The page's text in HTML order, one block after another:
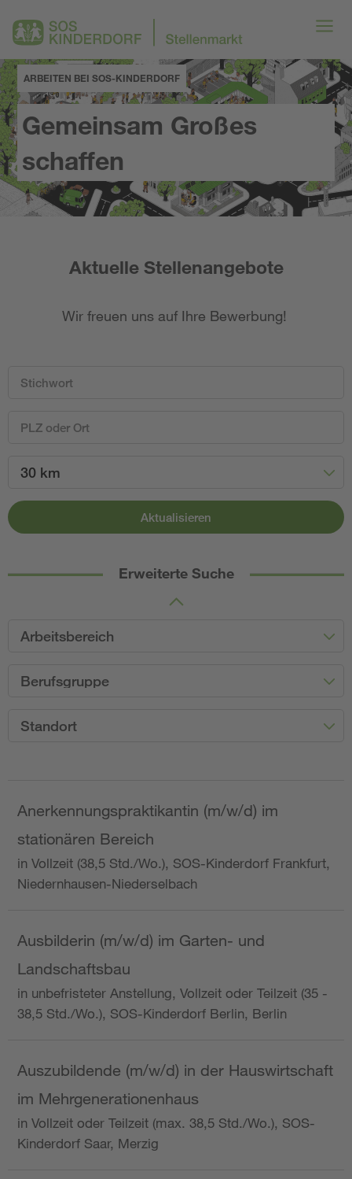
ARBEITEN BEI SOS-KINDERDORF
Gemeinsam Großes
schaffen
Aktuelle Stellenangebote
Wir freuen uns auf Ihre Bewerbung!
30 km
Aktualisieren
Erweiterte Suche
Arbeitsbereich
Berufsgruppe
Standort
Anerkennungspraktikantin (m/w/d) im
stationären Bereich
in Vollzeit (38,5 Std./Wo.), SOS-Kinderdorf Frankfurt,
Niedernhausen-Niederselbach
Ausbilderin (m/w/d) im Garten- und
Landschaftsbau
in unbefristeter Anstellung, Vollzeit oder Teilzeit (35 -
38,5 Std./Wo.), SOS-Kinderdorf Berlin, Berlin
Auszubildende (m/w/d) in der Hauswirtschaft
im Mehrgenerationenhaus
in Vollzeit oder Teilzeit (max. 38,5 Std./Wo.), SOS-
Kinderdorf Saar, Merzig